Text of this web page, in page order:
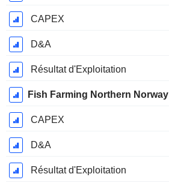
CAPEX
D&A
Résultat d'Exploitation
Fish Farming Northern Norway
CAPEX
D&A
Résultat d'Exploitation